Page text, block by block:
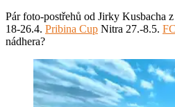
Pár foto-postřehů od Jirky Kusbacha
18-26.4. Pribina Cup Nitra 27.-8.5.
nádhera?